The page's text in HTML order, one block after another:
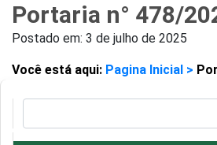
Portaria n° 478/
Postado em: 3 de julho de 2025
Você está aqui: Pagina Inicial >